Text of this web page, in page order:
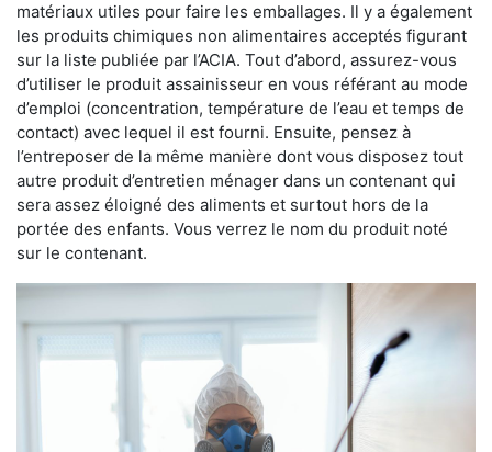
matériaux utiles pour faire les emballages. Il y a également
les produits chimiques non alimentaires acceptés figurant
sur la liste publiée par l’ACIA. Tout d’abord, assurez-vous
d’utiliser le produit assainisseur en vous référant au mode
d’emploi (concentration, température de l’eau et temps de
contact) avec lequel il est fourni. Ensuite, pensez à
l’entreposer de la même manière dont vous disposez tout
autre produit d’entretien ménager dans un contenant qui
sera assez éloigné des aliments et surtout hors de la
portée des enfants. Vous verrez le nom du produit noté
sur le contenant.